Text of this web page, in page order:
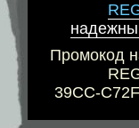
Промокод
39CC-